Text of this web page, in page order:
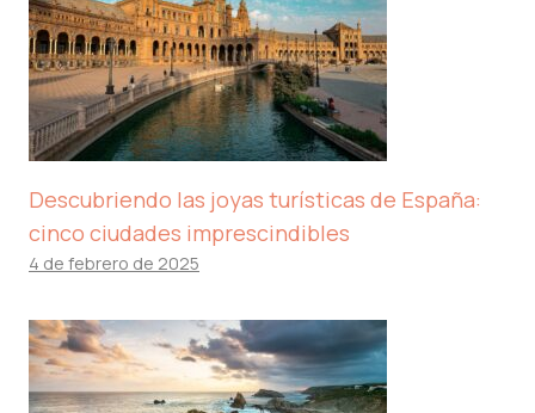
Descubriendo las joyas turísticas de España:
cinco ciudades imprescindibles
4 de febrero de 2025